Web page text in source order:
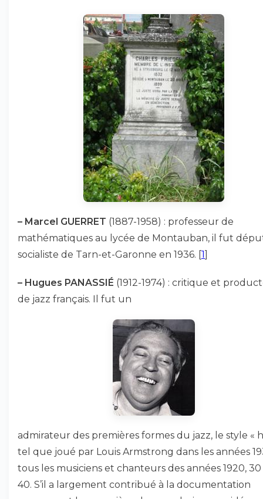
– Marcel GUERRET (1887-1958) : professeur de
mathématiques au lycée de Montauban, il fut
socialiste de Tarn-et-Garonne en 1936. [1]
– Hugues PANASSIÉ (1912-1974) : critique et
de jazz français. Il fut un
admirateur des premières formes du jazz, le style «
tel que joué par Louis Armstrong dans les années
tous les musiciens et chanteurs des années 1920,
40. S’il a largement contribué à la documentation